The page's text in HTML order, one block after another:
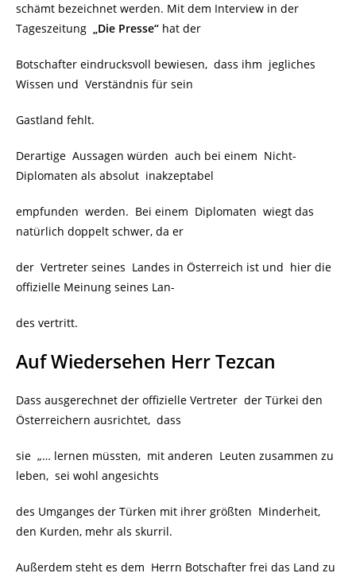
schämt bezeichnet werden. Mit dem Interview in der
Tageszeitung „Die Presse“ hat der
Botschafter eindrucksvoll bewiesen, dass ihm jegliches
Wissen und Verständnis für sein
Gastland fehlt.
Derartige Aussagen würden auch bei einem Nicht-
Diplomaten als absolut inakzeptabel
empfunden werden. Bei einem Diplomaten wiegt das
natürlich doppelt schwer, da er
der Vertreter seines Landes in Österreich ist und hier die
offizielle Meinung seines Lan-
des vertritt.
Auf Wiedersehen Herr Tezcan
Dass ausgerechnet der offizielle Vertreter der Türkei den
Österreichern ausrichtet, dass
sie „… lernen müssten, mit anderen Leuten zusammen zu
leben, sei wohl angesichts
des Umganges der Türken mit ihrer größten Minderheit,
den Kurden, mehr als skurril.
Außerdem steht es dem Herrn Botschafter frei das Land zu